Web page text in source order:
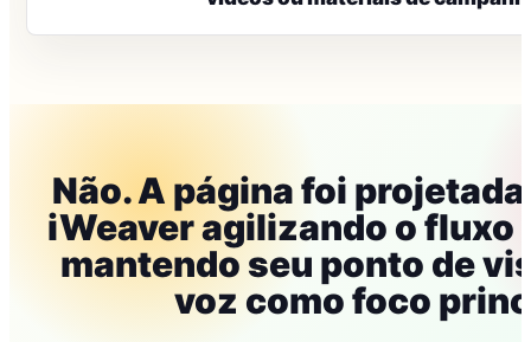
Não. A página foi
iWeaver agilizando o fluxo
mantendo seu ponto de
voz como foco